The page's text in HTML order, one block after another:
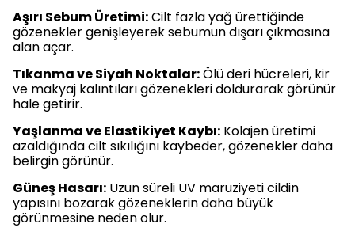
Aşırı Sebum Üretimi:Cilt fazla yağ ürettiğinde
gözenekler genişleyerek sebumun dışarı çıkmasına
alan açar.
Tıkanma ve Siyah Noktalar:Ölü deri hücreleri, kir
ve makyaj kalıntıları gözenekleri doldurarak görünür
hale getirir.
Yaşlanma ve Elastikiyet Kaybı: Kolajen üretimi
azaldığında cilt sıkılığını kaybeder, gözenekler daha
belirgin görünür.
Güneş Hasarı: Uzun süreli UV maruziyeti cildin
yapısını bozarak gözeneklerin daha büyük
görünmesine neden olur.